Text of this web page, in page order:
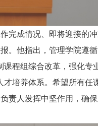
完成情况、即将迎接的
。他指出，管理学院遵
程组综合改革，强化专
培养体系。希望所有任
责人发挥中坚作用，确